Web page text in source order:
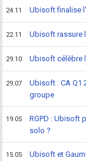
24.11 Ubisoft finalise
22.11 Ubisoft rassure
29.10 Ubisoft célèbre
29.07
Ubisoft : CA Q1
groupe
19.05
RGPD : Ubisoft
solo ?
15.05
Ubisoft et